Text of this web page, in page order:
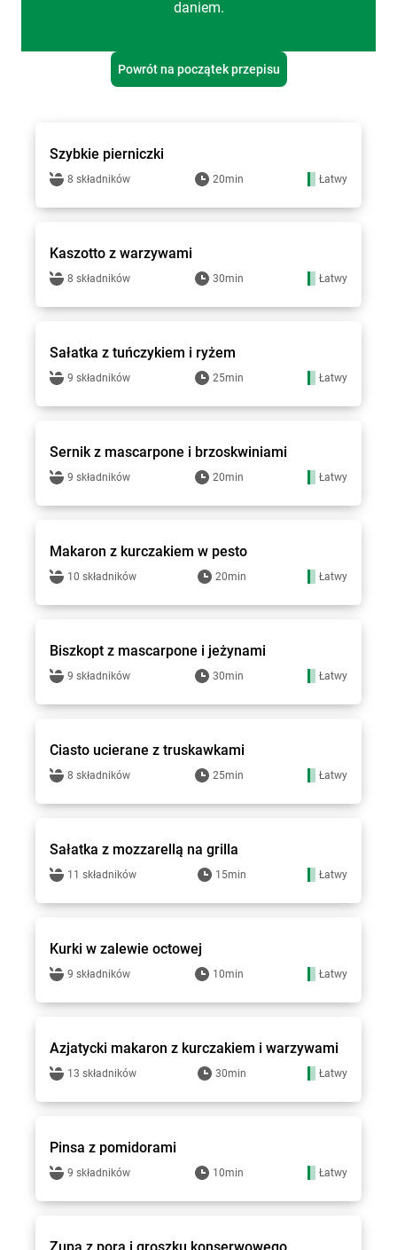
daniem.
Powrót na początek przepisu
Szybkie pierniczki
8 składników 20min Łatwy
Groszek - przepisy
Kaszotto z warzywami
8 składników 30min Łatwy
Groszek - przepisy
Sałatka z tuńczykiem i ryżem
9 składników 25min Łatwy
Groszek - przepisy
Sernik z mascarpone i brzoskwiniami
9 składników 20min Łatwy
Groszek - przepisy
Makaron z kurczakiem w pesto
10 składników 20min Łatwy
Groszek - przepisy
Biszkopt z mascarpone i jeżynami
9 składników 30min Łatwy
Groszek - przepisy
Ciasto ucierane z truskawkami
8 składników 25min Łatwy
Groszek - przepisy
Sałatka z mozzarellą na grilla
11 składników 15min Łatwy
Groszek - przepisy
Kurki w zalewie octowej
9 składników 10min Łatwy
Groszek - przepisy
Azjatycki makaron z kurczakiem i warzywami
13 składników 30min Łatwy
Groszek - przepisy
Pinsa z pomidorami
9 składników 10min Łatwy
Groszek - przepisy